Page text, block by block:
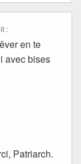
:
en te
avec bises
Patriarch.